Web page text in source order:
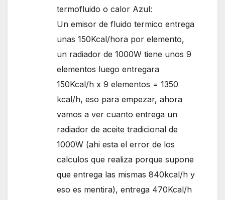
termofluido o calor Azul:
Un emisor de fluido termico entrega
unas 150Kcal/hora por elemento,
un radiador de 1000W tiene unos 9
elementos luego entregara
150Kcal/h x 9 elementos = 1350
kcal/h, eso para empezar, ahora
vamos a ver cuanto entrega un
radiador de aceite tradicional de
1000W (ahi esta el error de los
calculos que realiza porque supone
que entrega las mismas 840kcal/h y
eso es mentira), entrega 470Kcal/h